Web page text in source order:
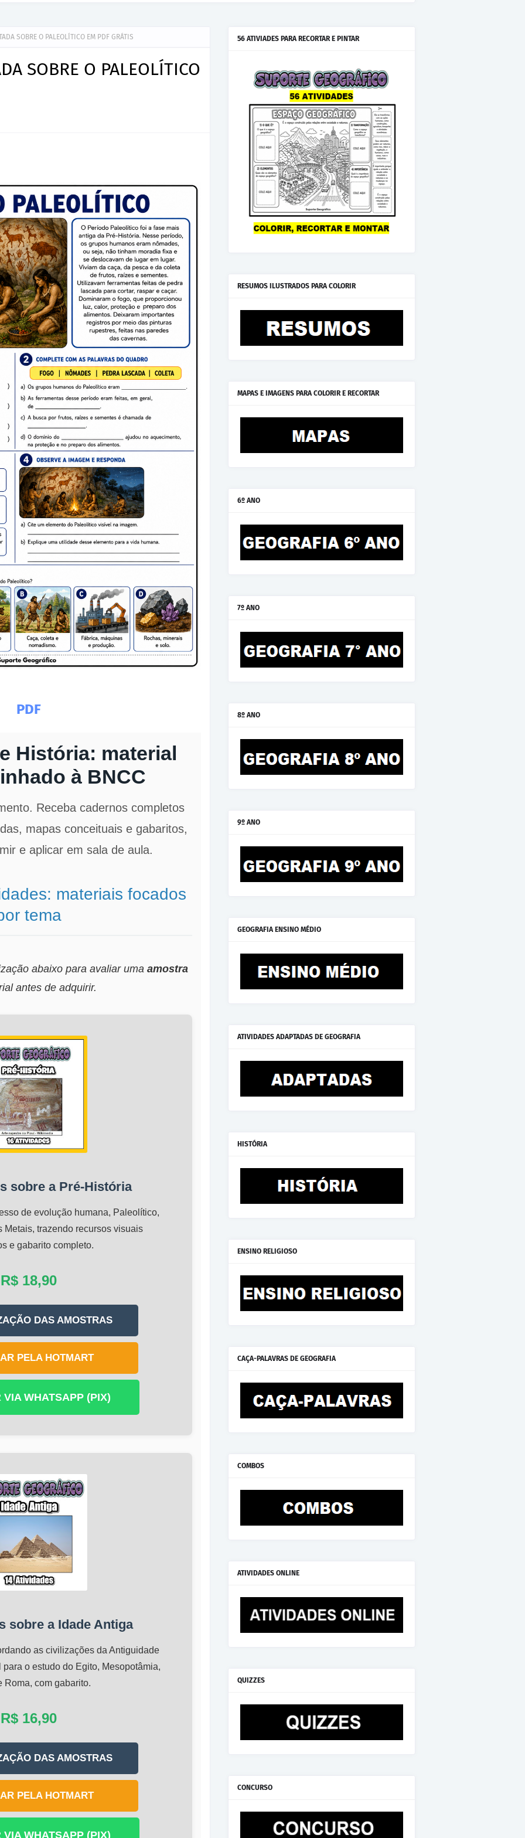
SOBRE O PALEOLÍTICO EM PDF GRÁTIS
SOBRE O PALEOLÍTICO
PDF
História: material
à BNCC
Receba cadernos completos
mapas conceituais e gabaritos,
e aplicar em sala de aula.
materiais focados
tema
abaixo para avaliar uma amostra
antes de adquirir.
sobre a Pré-História
de evolução humana, Paleolítico,
Metais, trazendo recursos visuais
e gabarito completo.
R$ 18,90
DAS AMOSTRAS
PELA HOTMART
VIA WHATSAPP (PIX)
sobre a Idade Antiga
as civilizações da Antiguidade
o estudo do Egito, Mesopotâmia,
Roma, com gabarito.
R$ 16,90
DAS AMOSTRAS
PELA HOTMART
VIA WHATSAPP (PIX)
56 ATIVIADES PARA RECORTAR E PINTAR
RESUMOS ILUSTRADOS PARA COLORIR
MAPAS E IMAGENS PARA COLORIR E RECORTAR
6º ANO
7º ANO
8º ANO
9º ANO
GEOGRAFIA ENSINO MÉDIO
ATIVIDADES ADAPTADAS DE GEOGRAFIA
HISTÓRIA
ENSINO RELIGIOSO
CAÇA-PALAVRAS DE GEOGRAFIA
COMBOS
ATIVIDADES ONLINE
QUIZZES
CONCURSO